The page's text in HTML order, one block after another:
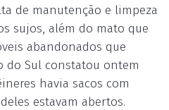
de manutenção e limpeza
sujos, além do mato que
abandonados que
do Sul constatou ontem
havia sacos com
estavam abertos.